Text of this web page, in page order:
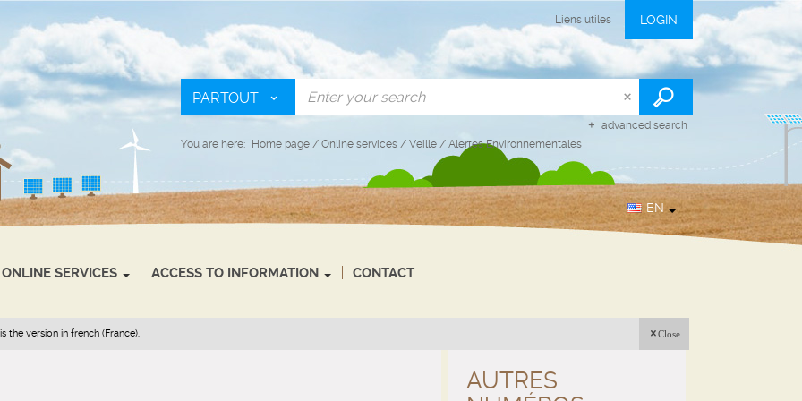
Liens utiles LOGIN
PARTOUT
advanced search
You are here:
Home page / Online services / Veille / Alertes Environnementales
EN
ONLINE SERVICES ACCESS TO INFORMATION CONTACT
the version in french (France). Close
AUTRES